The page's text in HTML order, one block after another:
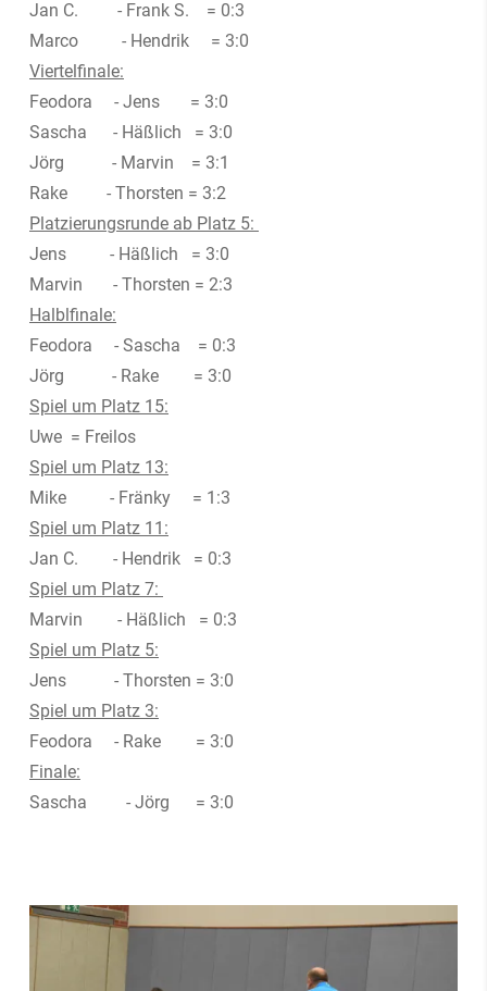
Jan C. - Frank S. = 0:3
Marco - Hendrik = 3:0
Viertelfinale:
Feodora - Jens = 3:0
Sascha - Häßlich = 3:0
Jörg - Marvin = 3:1
Rake - Thorsten = 3:2
Platzierungsrunde ab Platz 5:
Jens - Häßlich = 3:0
Marvin - Thorsten = 2:3
Halblfinale:
Feodora - Sascha = 0:3
Jörg - Rake = 3:0
Spiel um Platz 15:
Uwe = Freilos
Spiel um Platz 13:
Mike - Fränky = 1:3
Spiel um Platz 11:
Jan C. - Hendrik = 0:3
Spiel um Platz 7:
Marvin - Häßlich = 0:3
Spiel um Platz 5:
Jens - Thorsten = 3:0
Spiel um Platz 3:
Feodora - Rake = 3:0
Finale:
Sascha - Jörg = 3:0